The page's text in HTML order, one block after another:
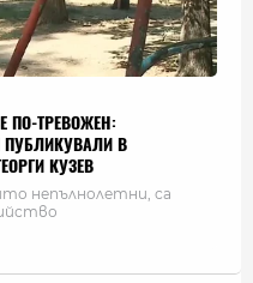
ПО-ТРЕВОЖЕН:
ПУБЛИКУВАЛИ В
КУЗЕВ
непълнолетни, са